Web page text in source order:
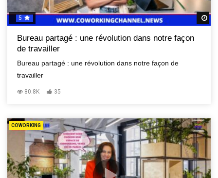
5
Bureau partagé : une révolution dans notre façon
de travailler
Bureau partagé : une révolution dans notre façon de
travailler
80.8K 35
COWORKING